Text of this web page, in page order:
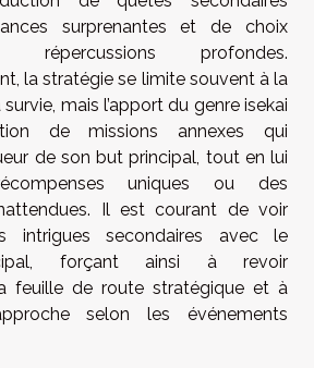
surprenantes et de choix
profondes.
la stratégie se limite souvent à la
mais l’apport du genre isekai
de missions annexes qui
de son but principal, tout en lui
uniques ou des
Il est courant de voir
intrigues secondaires avec le
forçant ainsi à revoir
feuille de route stratégique et à
selon les événements